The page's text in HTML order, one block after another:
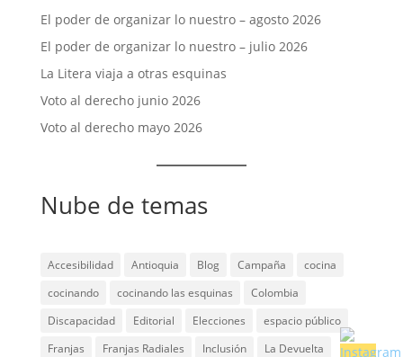
El poder de organizar lo nuestro – agosto 2026
El poder de organizar lo nuestro – julio 2026
La Litera viaja a otras esquinas
Voto al derecho junio 2026
Voto al derecho mayo 2026
Nube de temas
Accesibilidad Antioquia Blog Campaña
cocina
cocinando
cocinando las esquinas
Colombia
Discapacidad
Editorial Elecciones
espacio público
Franjas
Franjas Radiales Inclusión
La Devuelta